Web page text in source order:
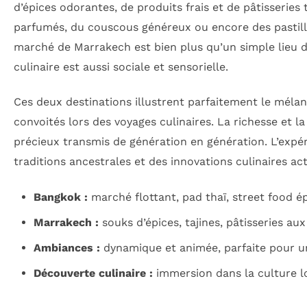
d’épices odorantes, de produits frais et de
parfumés, du couscous généreux ou encore des
marché de Marrakech est bien plus qu’un simple
culinaire est aussi sociale et sensorielle.
Ces deux destinations illustrent parfaitement le
convoités lors des voyages culinaires. La richesse et
précieux transmis de génération en génération.
traditions ancestrales et des innovations culinaires
Bangkok : marché flottant, pad thaï, street food
Marrakech : souks d’épices, tajines, pâtisseries
Ambiances : dynamique et animée, parfaite pour
Découverte culinaire : immersion dans la culture